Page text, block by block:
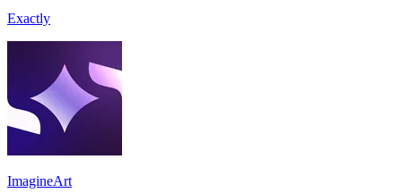
Exactly
ImagineArt